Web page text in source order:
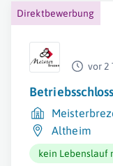
Direktbewerbung
vor 2
Altheim
kein Lebenslauf